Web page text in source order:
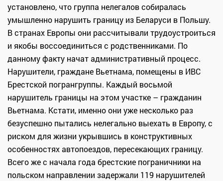
установлено, что группа нелегалов собиралась
умышленно нарушить границу из Беларуси в Польшу.
В странах Европы они рассчитывали трудоустроиться
и якобы воссоединиться с родственниками. По
данному факту начат административный процесс.
Нарушители, граждане Вьетнама, помещены в ИВС
Брестской погрангруппы. Каждый восьмой
нарушитель границы на этом участке – гражданин
Вьетнама. Кстати, именно они уже несколько раз
безуспешно пытались нелегально выехать в Европу, с
риском для жизни укрывшись в конструктивных
особенностях автопоездов, пересекающих границу.
Всего же с начала года брестские пограничники на
польском направлении задержали 119 нарушителей